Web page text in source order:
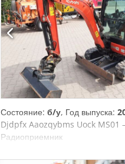
Состояние: б/у, Год выпуска:
Djdpfx Aaozqybms Uock MS01
Радиоприемник